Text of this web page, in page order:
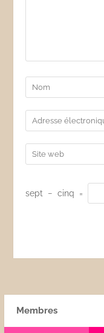
sept − cinq =
Membres